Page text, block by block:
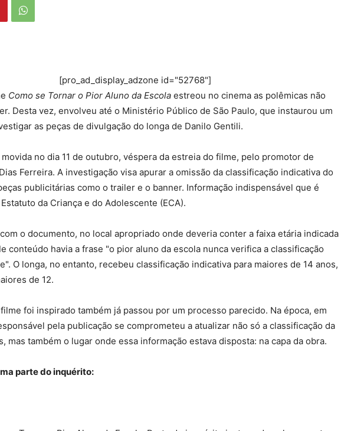
[pro_ad_display_adzone id="52768"]
Como se Tornar o Pior Aluno da Escola estreou no cinema as polêmicas não
Desta vez, envolveu até o Ministério Público de São Paulo, que instaurou um
as peças de divulgação do longa de Danilo Gentili.
no dia 11 de outubro, véspera da estreia do filme, pelo promotor de
Ferreira. A investigação visa apurar a omissão da classificação indicativa do
publicitárias como o trailer e o banner. Informação indispensável que é
da Criança e do Adolescente (ECA).
o documento, no local apropriado onde deveria conter a faixa etária indicada
conteúdo havia a frase "o pior aluno da escola nunca verifica a classificação
O longa, no entanto, recebeu classificação indicativa para maiores de 14 anos,
de 12.
foi inspirado também já passou por um processo parecido. Na época, em
pela publicação se comprometeu a atualizar não só a classificação da
mas também o lugar onde essa informação estava disposta: na capa da obra.
parte do inquérito: